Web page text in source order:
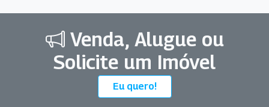
Venda, Alugue ou
Solicite um Imóvel
Eu quero!